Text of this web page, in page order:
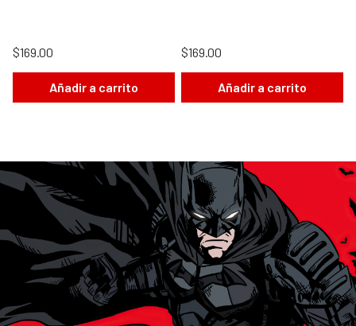
$169.00
Añadir a carrito
$169.00
Añadir a carrito